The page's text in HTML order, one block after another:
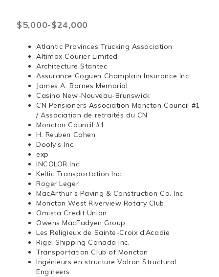
$5,000-$24,000
Atlantic Provinces Trucking Association
Altimax Courier Limited
Architecture Stantec
Assurance Goguen Champlain Insurance Inc.
James A. Barnes Memorial
Casino New-Nouveau-Brunswick
CN Pensioners Association Moncton Council #1
/ Association de retraités du CN
Moncton Council #1
H. Reuben Cohen
Dooly's Inc.
exp
INCOLOR Inc.
Keltic Transportation Inc.
Roger Leger
MacArthur’s Paving & Construction Co. Inc.
Moncton West Riverview Rotary Club
Omista Credit Union
Owens MacFadyen Group
Les Religieux de Sainte-Croix d’Acadie
Rigel Shipping Canada Inc.
Transportation Club of Moncton
Ingénieurs en structure Valron Structural
Engineers